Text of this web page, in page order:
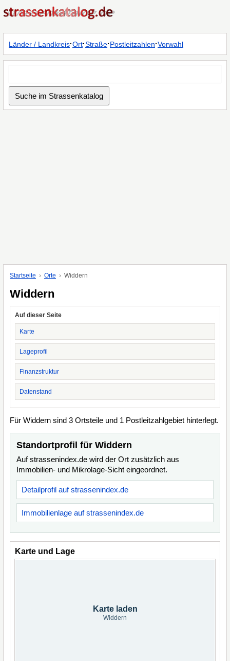
Länder / Landkreis·Ort·Straße·Postleitzahlen·Vorwahl
Startseite Orte Widdern
Widdern
Auf dieser Seite
Karte
Lageprofil
Finanzstruktur
Datenstand
Für Widdern sind 3 Ortsteile und 1 Postleitzahlgebiet hinterlegt.
Standortprofil für Widdern
Auf strassenindex.de wird der Ort zusätzlich aus
Immobilien- und Mikrolage-Sicht eingeordnet.
Detailprofil auf strassenindex.de
Immobilienlage auf strassenindex.de
Karte und Lage
Karte laden
Widdern